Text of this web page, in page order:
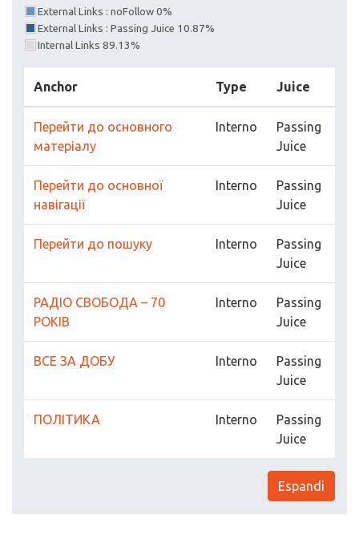
External Links : noFollow 0%
External Links : Passing Juice 10.87%
Internal Links 89.13%
Anchor Type Juice
Перейти до основного
матеріалу
Interno
Passing
Juice
Перейти до основної
навігації
Interno
Passing
Juice
Перейти до пошуку Interno
Passing
Juice
РАДІО СВОБОДА – 70
РОКІВ
Interno
Passing
Juice
ВСЕ ЗА ДОБУ Interno
Passing
Juice
ПОЛІТИКА Interno
Passing
Juice
Espandi